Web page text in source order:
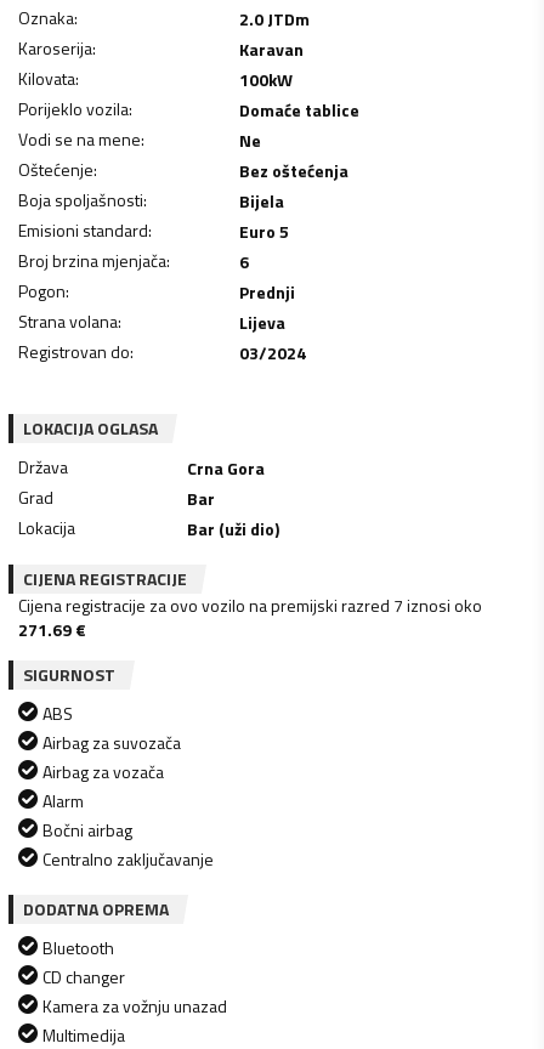
Oznaka:
2.0 JTDm
Karoserija:
Karavan
Kilovata: 100kW
Porijeklo vozila:
Domaće tablice
Vodi se na mene:
Ne
Oštećenje:
Bez oštećenja
Boja spoljašnosti:
Bijela
Emisioni standard:
Euro 5
Broj brzina mjenjača:
6
Pogon:
Prednji
Strana volana:
Lijeva
Registrovan do: 03/2024
LOKACIJA OGLASA
Država
Crna Gora
Grad
Bar
Lokacija
Bar (uži dio)
CIJENA REGISTRACIJE
Cijena registracije za ovo vozilo na premijski razred 7 iznosi oko
271.69€
SIGURNOST
ABS
Airbag za suvozača
Airbag za vozača
Alarm
Bočni airbag
Centralno zaključavanje
DODATNA OPREMA
Bluetooth
CD changer
Kamera za vožnju unazad
Multimedija